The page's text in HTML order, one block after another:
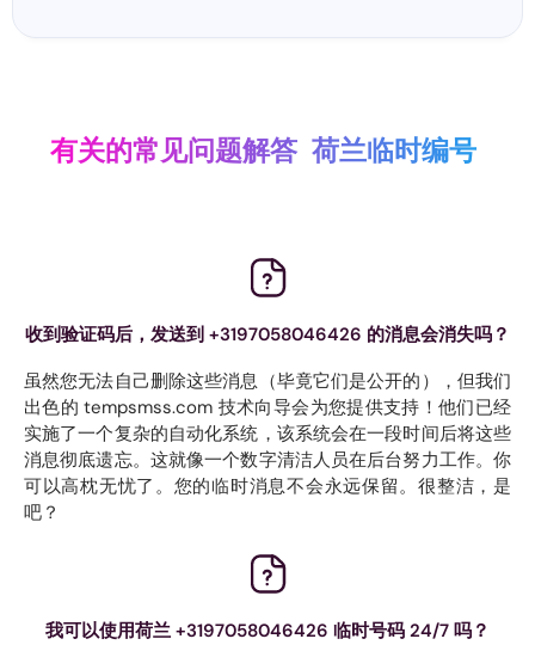
有关的常见问题解答 荷兰临时编号
收到验证码后，发送到 +3197058046426 的消息会消失吗？
虽然您无法自己删除这些消息（毕竟它们是公开的），但我们
出色的 tempsmss.com 技术向导会为您提供支持！他们已经
实施了一个复杂的自动化系统，该系统会在一段时间后将这些
消息彻底遗忘。这就像一个数字清洁人员在后台努力工作。你
可以高枕无忧了。您的临时消息不会永远保留。很整洁，是
吧？
我可以使用荷兰 +3197058046426 临时号码 24/7 吗？